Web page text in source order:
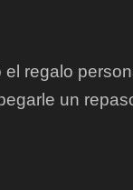
el regalo
un